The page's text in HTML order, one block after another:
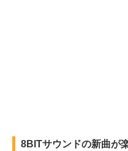
8BITサウンドの新曲が